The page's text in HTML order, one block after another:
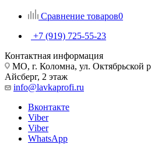
Сравнение товаров0
+7 (919) 725-55-23
Контактная информация
МО, г. Коломна, ул. Октябрьской
Айсберг, 2 этаж
info@lavkaprofi.ru
Вконтакте
Viber
Viber
WhatsApp